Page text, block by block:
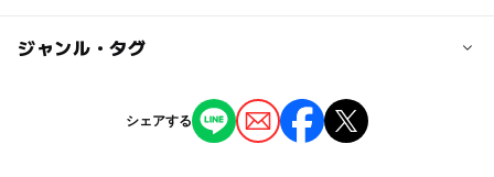
※最少催行人数に満たない場合は体験を中止させて頂くこ
とがございます。予めご了承ください。
子供の料金詳細
※おしごとの報酬を含む
ジャンル・タグ
シェアする